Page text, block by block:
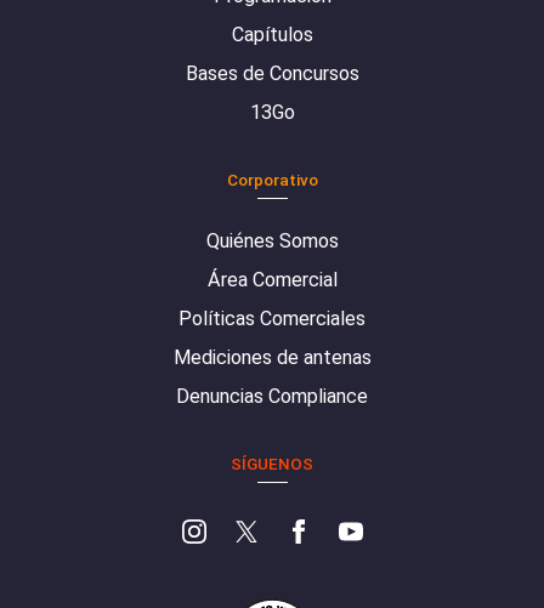
Capítulos
Bases de Concursos
13Go
Corporativo
Quiénes Somos
Área Comercial
Políticas Comerciales
Mediciones de antenas
Denuncias Compliance
SÍGUENOS